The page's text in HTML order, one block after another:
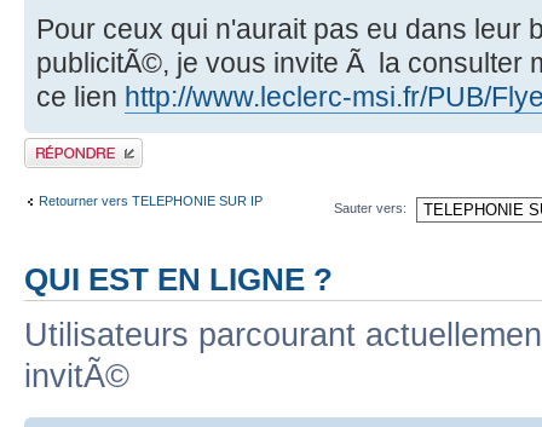
Pour ceux qui n'aurait pas eu dans leur
publicitÃ©, je vous invite Ã la consulter
ce lien http://www.leclerc-msi.fr/PUB/
Publier une
rÃ©ponse
Retourner vers TELEPHONIE SUR IP
Sauter vers:
QUI EST EN LIGNE ?
Utilisateurs parcourant
invitÃ©